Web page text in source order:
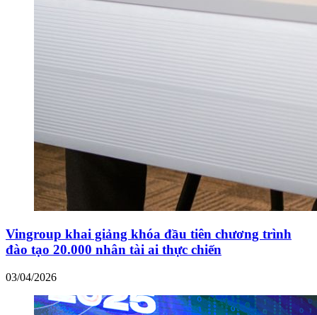
Vingroup khai giảng khóa đầu tiên chương trình
đào tạo 20.000 nhân tài ai thực chiến
03/04/2026